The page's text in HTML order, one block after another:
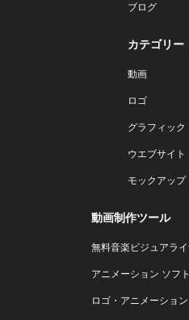
ブログ
カテゴリー
動画
ロゴ
グラフィック
ウエブサイト
モックアップ
動画制作ツール
無料音楽ビジュアラ
アニメーション ソフト
ロゴ・アニメーション